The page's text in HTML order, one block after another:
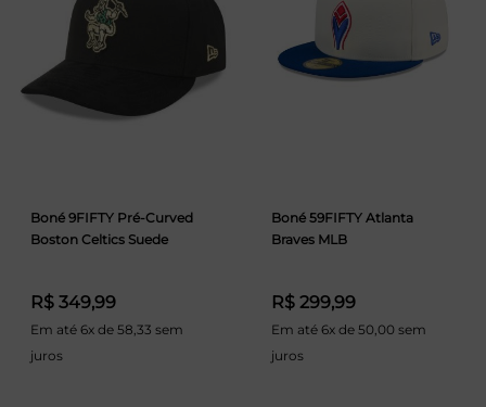
Boné 9FIFTY Pré-Curved
Boston Celtics Suede
R$ 349,99
Em até 6x de 58,33 sem
juros
Boné 59FIFTY Atlanta
Braves MLB
R$ 299,99
Em até 6x de 50,00 sem
juros